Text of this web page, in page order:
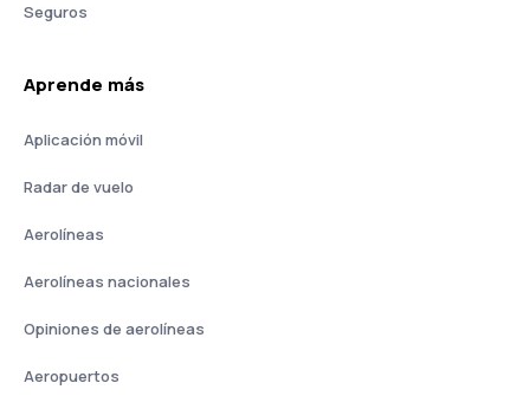
Seguros
Aprende más
Aplicación móvil
Radar de vuelo
Aerolíneas
Aerolíneas nacionales
Opiniones de aerolíneas
Aeropuertos